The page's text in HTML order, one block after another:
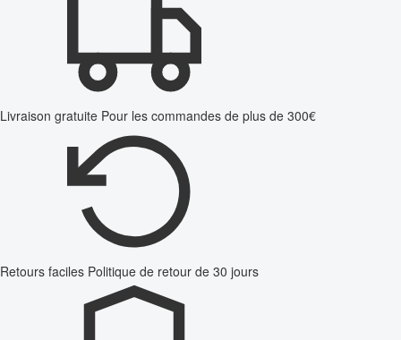
Livraison gratuite Pour les commandes de plus de 300€
Retours faciles Politique de retour de 30 jours